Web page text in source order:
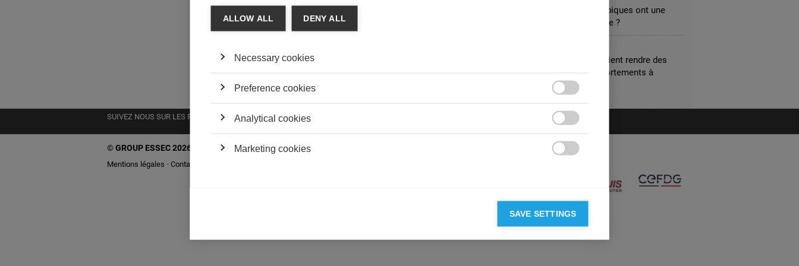
Est-ce que les hôtels atypiques ont une
valeur marchande moindre ?
Et si les entreprises devaient rendre des
comptes sur leurs comportements à
SUIVEZ NOUS SUR LES RÉSEAUX
©GROUP ESSEC 2026
Mentions légales Contact
ALLOW ALL DENY ALL
Necessary cookies
Preference cookies
Analytical cookies
Marketing cookies
SAVE SETTINGS